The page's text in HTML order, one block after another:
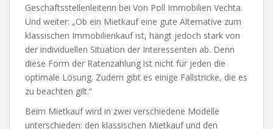
Geschäftsstellenleiterin bei Von Poll Immobilien Vechta.
Und weiter: „Ob ein Mietkauf eine gute Alternative zum
klassischen Immobilienkauf ist, hängt jedoch stark von
der individuellen Situation der Interessenten ab. Denn
diese Form der Ratenzahlung ist nicht für jeden die
optimale Lösung. Zudem gibt es einige Fallstricke, die es
zu beachten gilt.“
Beim Mietkauf wird in zwei verschiedene Modelle
unterschieden: den klassischen Mietkauf und den